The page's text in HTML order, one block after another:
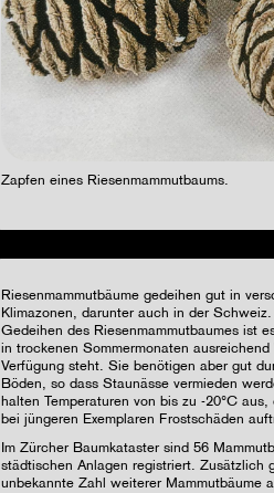
Zapfen eines Riesenmammutbaums.
Riesenmammutbäume gedeihen gut in
Klimazonen, darunter auch in der
Gedeihen des Riesenmammutbaumes ist
in trockenen Sommermonaten ausreichend
Verfügung steht. Sie benötigen aber gut
Böden, so dass Staunässe vermieden
halten Temperaturen von bis zu -20°C aus,
bei jüngeren Exemplaren Frostschäden
Im Zürcher Baumkataster sind 56
städtischen Anlagen registriert. Zusätzlich
unbekannte Zahl weiterer Mammutbäume